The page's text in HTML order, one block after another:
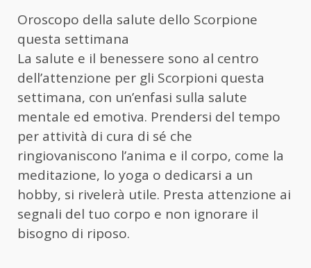
Oroscopo della salute dello Scorpione
questa settimana
La salute e il benessere sono al centro
dell’attenzione per gli Scorpioni questa
settimana, con un’enfasi sulla salute
mentale ed emotiva. Prendersi del tempo
per attività di cura di sé che
ringiovaniscono l’anima e il corpo, come la
meditazione, lo yoga o dedicarsi a un
hobby, si rivelerà utile. Presta attenzione ai
segnali del tuo corpo e non ignorare il
bisogno di riposo.